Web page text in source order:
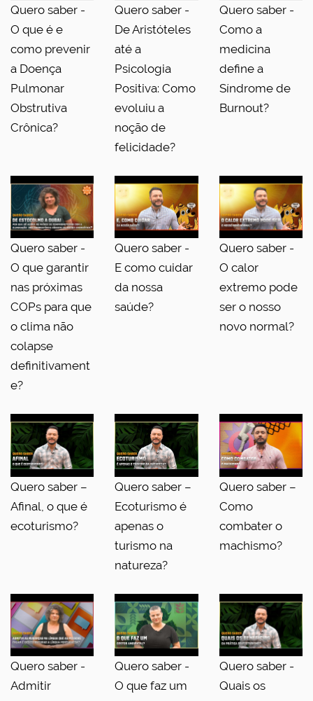
Quero saber -
O que é e
como prevenir
a Doença
Pulmonar
Obstrutiva
Crônica?
Quero saber -
De Aristóteles
até a
Psicologia
Positiva: Como
evoluiu a
noção de
felicidade?
Quero saber -
Como a
medicina
define a
Síndrome de
Burnout?
Quero saber -
O que garantir
nas próximas
COPs para que
o clima não
colapse
definitivament
e?
Quero saber -
E como cuidar
da nossa
saúde?
Quero saber -
O calor
extremo pode
ser o nosso
novo normal?
Quero saber –
Afinal, o que é
ecoturismo?
Quero saber –
Ecoturismo é
apenas o
turismo na
natureza?
Quero saber –
Como
combater o
machismo?
Quero saber -
Admitir
Quero saber -
O que faz um
Quero saber -
Quais os